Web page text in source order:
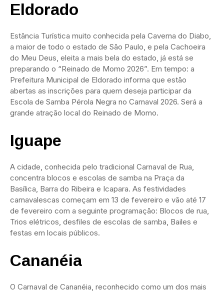
Eldorado
Estância Turística muito conhecida pela Caverna do Diabo,
a maior de todo o estado de São Paulo, e pela Cachoeira
do Meu Deus, eleita a mais bela do estado, já está se
preparando o “Reinado de Momo 2026”. Em tempo: a
Prefeitura Municipal de Eldorado informa que estão
abertas as inscrições para quem deseja participar da
Escola de Samba Pérola Negra no Carnaval 2026. Será a
grande atração local do Reinado de Momo.
Iguape
A cidade, conhecida pelo tradicional Carnaval de Rua,
concentra blocos e escolas de samba na Praça da
Basílica, Barra do Ribeira e Icapara. As festividades
carnavalescas começam em 13 de fevereiro e vão até 17
de fevereiro com a seguinte programação: Blocos de rua,
Trios elétricos, desfiles de escolas de samba, Bailes e
festas em locais públicos.
Cananéia
O Carnaval de Cananéia, reconhecido como um dos mais